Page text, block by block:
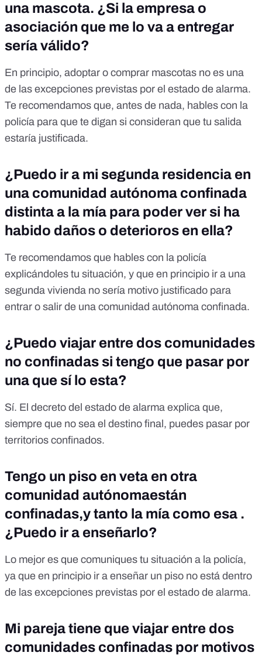
una mascota. ¿Si la empresa o
asociación que me lo va a entregar
sería válido?
En principio, adoptar o comprar mascotas no es una
de las excepciones previstas por el estado de alarma.
Te recomendamos que, antes de nada, hables con la
policía para que te digan si consideran que tu salida
estaría justificada.
¿Puedo ir a mi segunda residencia en
una comunidad autónoma confinada
distinta a la mía para poder ver si ha
habido daños o deterioros en ella?
Te recomendamos que hables con la policía
explicándoles tu situación, y que en principio ir a una
segunda vivienda no sería motivo justificado para
entrar o salir de una comunidad autónoma confinada.
¿Puedo viajar entre dos comunidades
no confinadas si tengo que pasar por
una que sí lo esta?
Sí. El decreto del estado de alarma explica que,
siempre que no sea el destino final, puedes pasar por
territorios confinados.
Tengo un piso en veta en otra
comunidad autónomaestán
confinadas,y tanto la mía como esa .
¿Puedo ir a enseñarlo?
Lo mejor es que comuniques tu situación a la policía,
ya que en principio ir a enseñar un piso no está dentro
de las excepciones previstas por el estado de alarma.
Mi pareja tiene que viajar entre dos
comunidades confinadas por motivos